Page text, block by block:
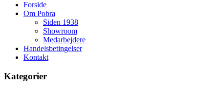
Forside
Om Pobra
Siden 1938
Showroom
Medarbejdere
Handelsbetingelser
Kontakt
Kategorier